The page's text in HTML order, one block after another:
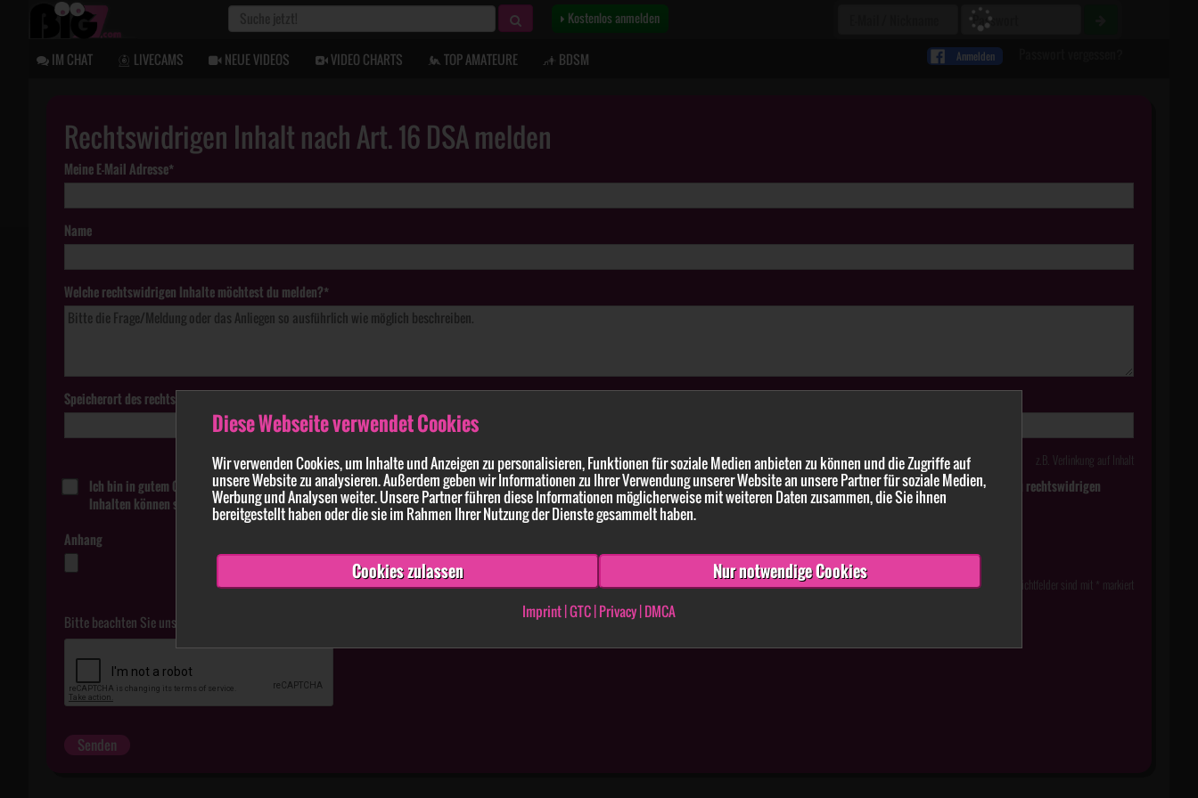
Diese Webseite verwendet Cookies
Wir verwenden Cookies, um Inhalte und Anzeigen zu personalisieren, Funktionen für soziale Medien anbieten zu können und die Zugriffe auf
unsere Website zu analysieren. Außerdem geben wir Informationen zu Ihrer Verwendung unserer Website an unsere Partner für soziale Medien,
Werbung und Analysen weiter. Unsere Partner führen diese Informationen möglicherweise mit weiteren Daten zusammen, die Sie ihnen
bereitgestellt haben oder die sie im Rahmen Ihrer Nutzung der Dienste gesammelt haben.
Cookies zulassen Nur notwendige Cookies
Imprint|GTC|Privacy|DMCA
Kostenlos anmelden
Anmelden
IM CHAT LIVECAMS NEUE VIDEOS VIDEO CHARTS TOP AMATEURE BDSM
Rechtswidrigen Inhalt nach Art. 16 DSA melden
Meine E-Mail Adresse*
Name
Welche rechtswidrigen Inhalte möchtest du melden?*
Speicherort des rechtswidrigen Inhaltes*
z.B. Verlinkung auf Inhalt
Ich bin in gutem Glauben davon überzeugt, dass die in der Meldung enthaltenen Angaben und Anführungen richtig und vollständig sind. Wissentlich falsche oder irreführende Meldungen zu rechtswidrigen
Inhalten können strafbar sein.
Anhang
Pflichtfelder sind mit * markiert
Bitte beachten Sie unsere
Senden